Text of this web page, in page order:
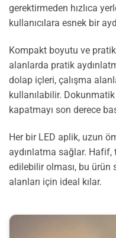
gerektirmeden hızlıca
kullanıcılara esnek bir
Kompakt boyutu ve
alanlarda pratik
dolap içleri, çalışma
kullanılabilir. Dokunmatik
kapatmayı son derece
Her bir LED aplik, uzun
aydınlatma sağlar.
edilebilir olması, bu ürün
alanları için ideal kılar.